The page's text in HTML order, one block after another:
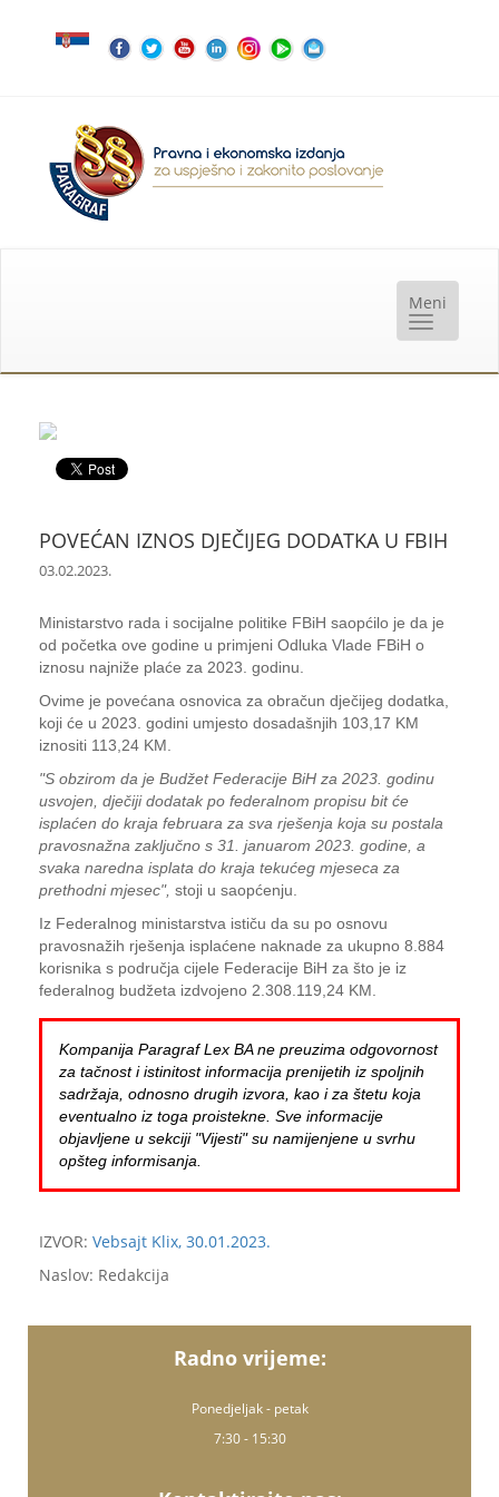
POVEĆAN IZNOS DJEČIJEG DODATKA U FBIH
03.02.2023.
Ministarstvo rada i socijalne politike FBiH saopćilo je da je
od početka ove godine u primjeni Odluka Vlade FBiH o
iznosu najniže plaće za 2023. godinu.
Ovime je povećana osnovica za obračun dječijeg dodatka,
koji će u 2023. godini umjesto dosadašnjih 103,17 KM
iznositi 113,24 KM.
"S obzirom da je Budžet Federacije BiH za 2023. godinu
usvojen, dječiji dodatak po federalnom propisu bit će
isplaćen do kraja februara za sva rješenja koja su postala
pravosnažna zaključno s 31. januarom 2023. godine, a
svaka naredna isplata do kraja tekućeg mjeseca za
prethodni mjesec", stoji u saopćenju.
Iz Federalnog ministarstva ističu da su po osnovu
pravosnažih rješenja isplaćene naknade za ukupno 8.884
korisnika s područja cijele Federacije BiH za što je iz
federalnog budžeta izdvojeno 2.308.119,24 KM.
Kompanija Paragraf Lex BA ne preuzima odgovornost
za tačnost i istinitost informacija prenijetih iz spoljnih
sadržaja, odnosno drugih izvora, kao i za štetu koja
eventualno iz toga proistekne. Sve informacije
objavljene u sekciji "Vijesti" su namijenjene u svrhu
opšteg informisanja.
IZVOR: Vebsajt Klix, 30.01.2023.
Naslov: Redakcija
Radno vrijeme:
Ponedjeljak - petak
7:30 - 15:30